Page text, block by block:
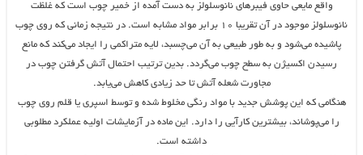
واقع مایعی حاوی فیبرهای نانوسلولز به دست آمده از خمیر چوب است که غلظت
نانوسلولز موجود در آن تقریبا ۱۰ برابر مواد مشابه است. در نتیجه زمانی که روی چوب
پاشیده می‌شود و به طور طبیعی به آن می‌چسبد، لایه متراکمی را ایجاد می‌کند که مانع
رسیدن اکسیژن به سطح چوب می‌گردد. بدین ترتیب احتمال آتش گرفتن چوب در
مجاورت شعله آتش تا حد زیادی کاهش می‌یابد.
هنگامی که این پوشش جدید با مواد رنگی مخلوط شده و توسط اسپری یا قلم روی چوب
را می‌پوشاند، بیشترین کارآیی را دارد. این ماده در آزمایشات اولیه عملکرد مطلوبی
داشته است.